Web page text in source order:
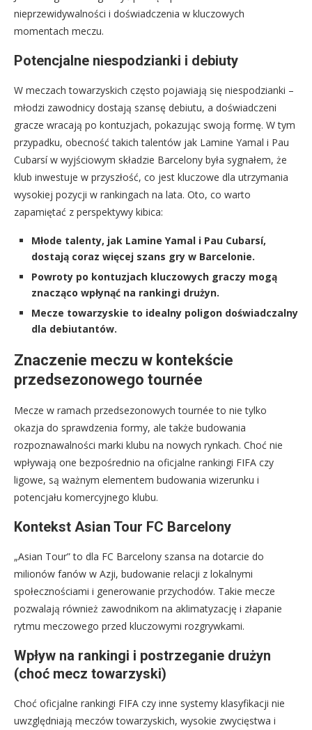
nieprzewidywalności i doświadczenia w kluczowych
momentach meczu.
Potencjalne niespodzianki i debiuty
W meczach towarzyskich często pojawiają się niespodzianki –
młodzi zawodnicy dostają szansę debiutu, a doświadczeni
gracze wracają po kontuzjach, pokazując swoją formę. W tym
przypadku, obecność takich talentów jak Lamine Yamal i Pau
Cubarsí w wyjściowym składzie Barcelony była sygnałem, że
klub inwestuje w przyszłość, co jest kluczowe dla utrzymania
wysokiej pozycji w rankingach na lata. Oto, co warto
zapamiętać z perspektywy kibica:
Młode talenty, jak Lamine Yamal i Pau Cubarsí,
dostają coraz więcej szans gry w Barcelonie.
Powroty po kontuzjach kluczowych graczy mogą
znacząco wpłynąć na rankingi drużyn.
Mecze towarzyskie to idealny poligon doświadczalny
dla debiutantów.
Znaczenie meczu w kontekście
przedsezonowego tournée
Mecze w ramach przedsezonowych tournée to nie tylko
okazja do sprawdzenia formy, ale także budowania
rozpoznawalności marki klubu na nowych rynkach. Choć nie
wpływają one bezpośrednio na oficjalne rankingi FIFA czy
ligowe, są ważnym elementem budowania wizerunku i
potencjału komercyjnego klubu.
Kontekst Asian Tour FC Barcelony
„Asian Tour” to dla FC Barcelony szansa na dotarcie do
milionów fanów w Azji, budowanie relacji z lokalnymi
społecznościami i generowanie przychodów. Takie mecze
pozwalają również zawodnikom na aklimatyzację i złapanie
rytmu meczowego przed kluczowymi rozgrywkami.
Wpływ na rankingi i postrzeganie drużyn
(choć mecz towarzyski)
Choć oficjalne rankingi FIFA czy inne systemy klasyfikacji nie
uwzględniają meczów towarzyskich, wysokie zwycięstwa i